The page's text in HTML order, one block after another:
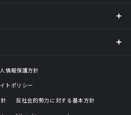
情報保護方針
トポリシー
反社会的勢力に対する基本方針